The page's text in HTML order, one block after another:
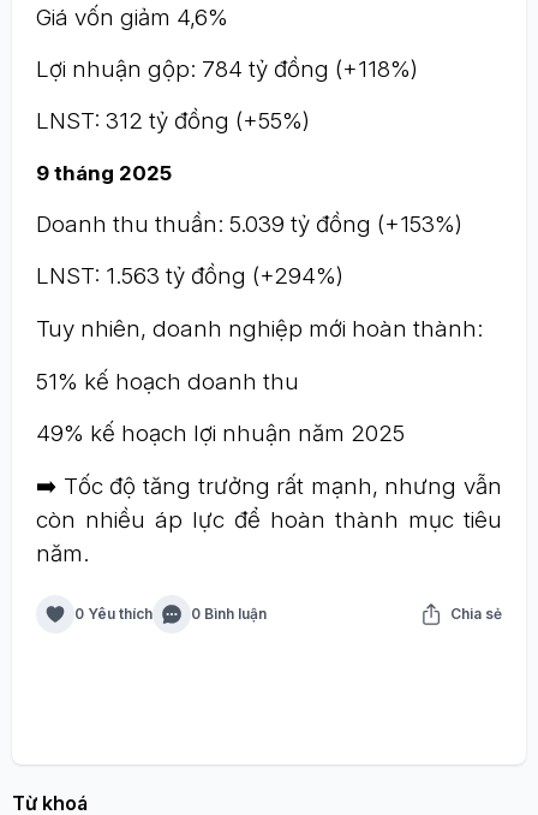
Giá vốn giảm 4,6%
Lợi nhuận gộp: 784 tỷ đồng (+118%)
LNST: 312 tỷ đồng (+55%)
9 tháng 2025
Doanh thu thuần: 5.039 tỷ đồng (+153%)
LNST: 1.563 tỷ đồng (+294%)
Tuy nhiên, doanh nghiệp mới hoàn thành:
51% kế hoạch doanh thu
49% kế hoạch lợi nhuận năm 2025
➡️ Tốc độ tăng trưởng rất mạnh, nhưng vẫn
còn nhiều áp lực để hoàn thành mục tiêu
năm.
0 Yêu thích 0 Bình luận Chia sẻ
Từ khoá